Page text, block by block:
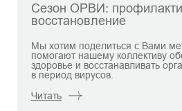
Сезон ОРВИ:
восстановление
Мы хотим поделиться с Вами
помогают нашему коллективу
здоровье и восстанавливать
в период вирусов.
Читать